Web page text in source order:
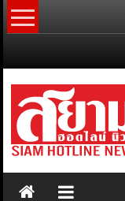
Skip
to